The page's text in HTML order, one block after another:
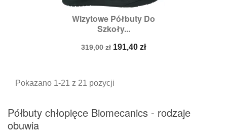
Wizytowe Półbuty Do
Szkoły...
Cena
319,00 zł Cena
191,40 zł
Pokazano 1-21 z 21 pozycji
Półbuty chłopięce Biomecanics - rodzaje
obuwia